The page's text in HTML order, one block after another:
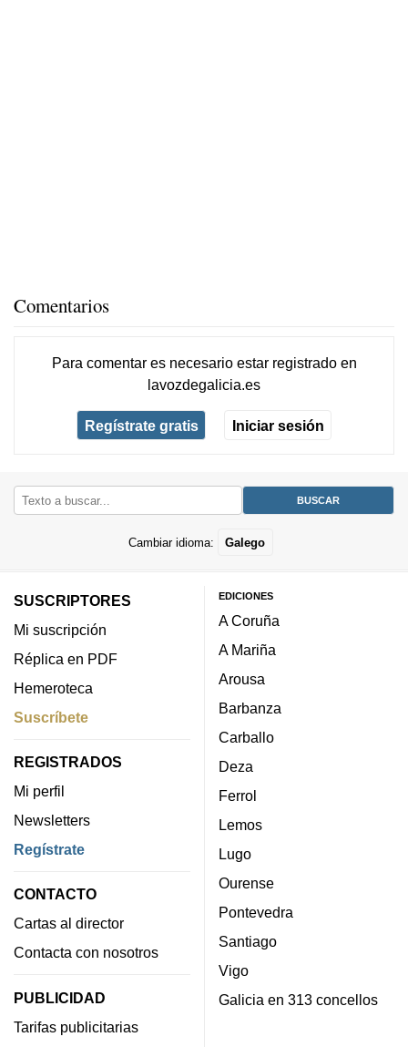
Comentarios
Para comentar es necesario estar registradoen
lavozdegalicia.es
Regístrate gratis Iniciar sesión
Cambiar idioma: Galego
SUSCRIPTORES
Mi suscripción
Réplica en PDF
Hemeroteca
Suscríbete
REGISTRADOS
Mi perfil
Newsletters
Regístrate
CONTACTO
Cartas al director
Contacta con nosotros
PUBLICIDAD
Tarifas publicitarias
EDICIONES
A Coruña
A Mariña
Arousa
Barbanza
Carballo
Deza
Ferrol
Lemos
Lugo
Ourense
Pontevedra
Santiago
Vigo
Galicia en 313 concellos